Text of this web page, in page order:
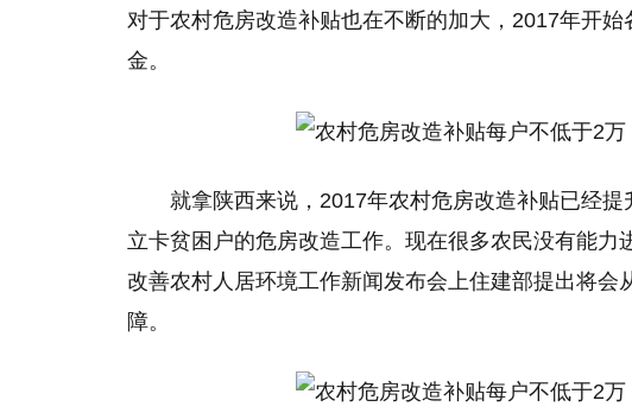
对于农村危房改造补贴也在不断的加大，2017年开
金。
就拿陕西来说，2017年农村危房改造补贴已经
立卡贫困户的危房改造工作。现在很多农民没有能
改善农村人居环境工作新闻发布会上住建部提出将会
障。